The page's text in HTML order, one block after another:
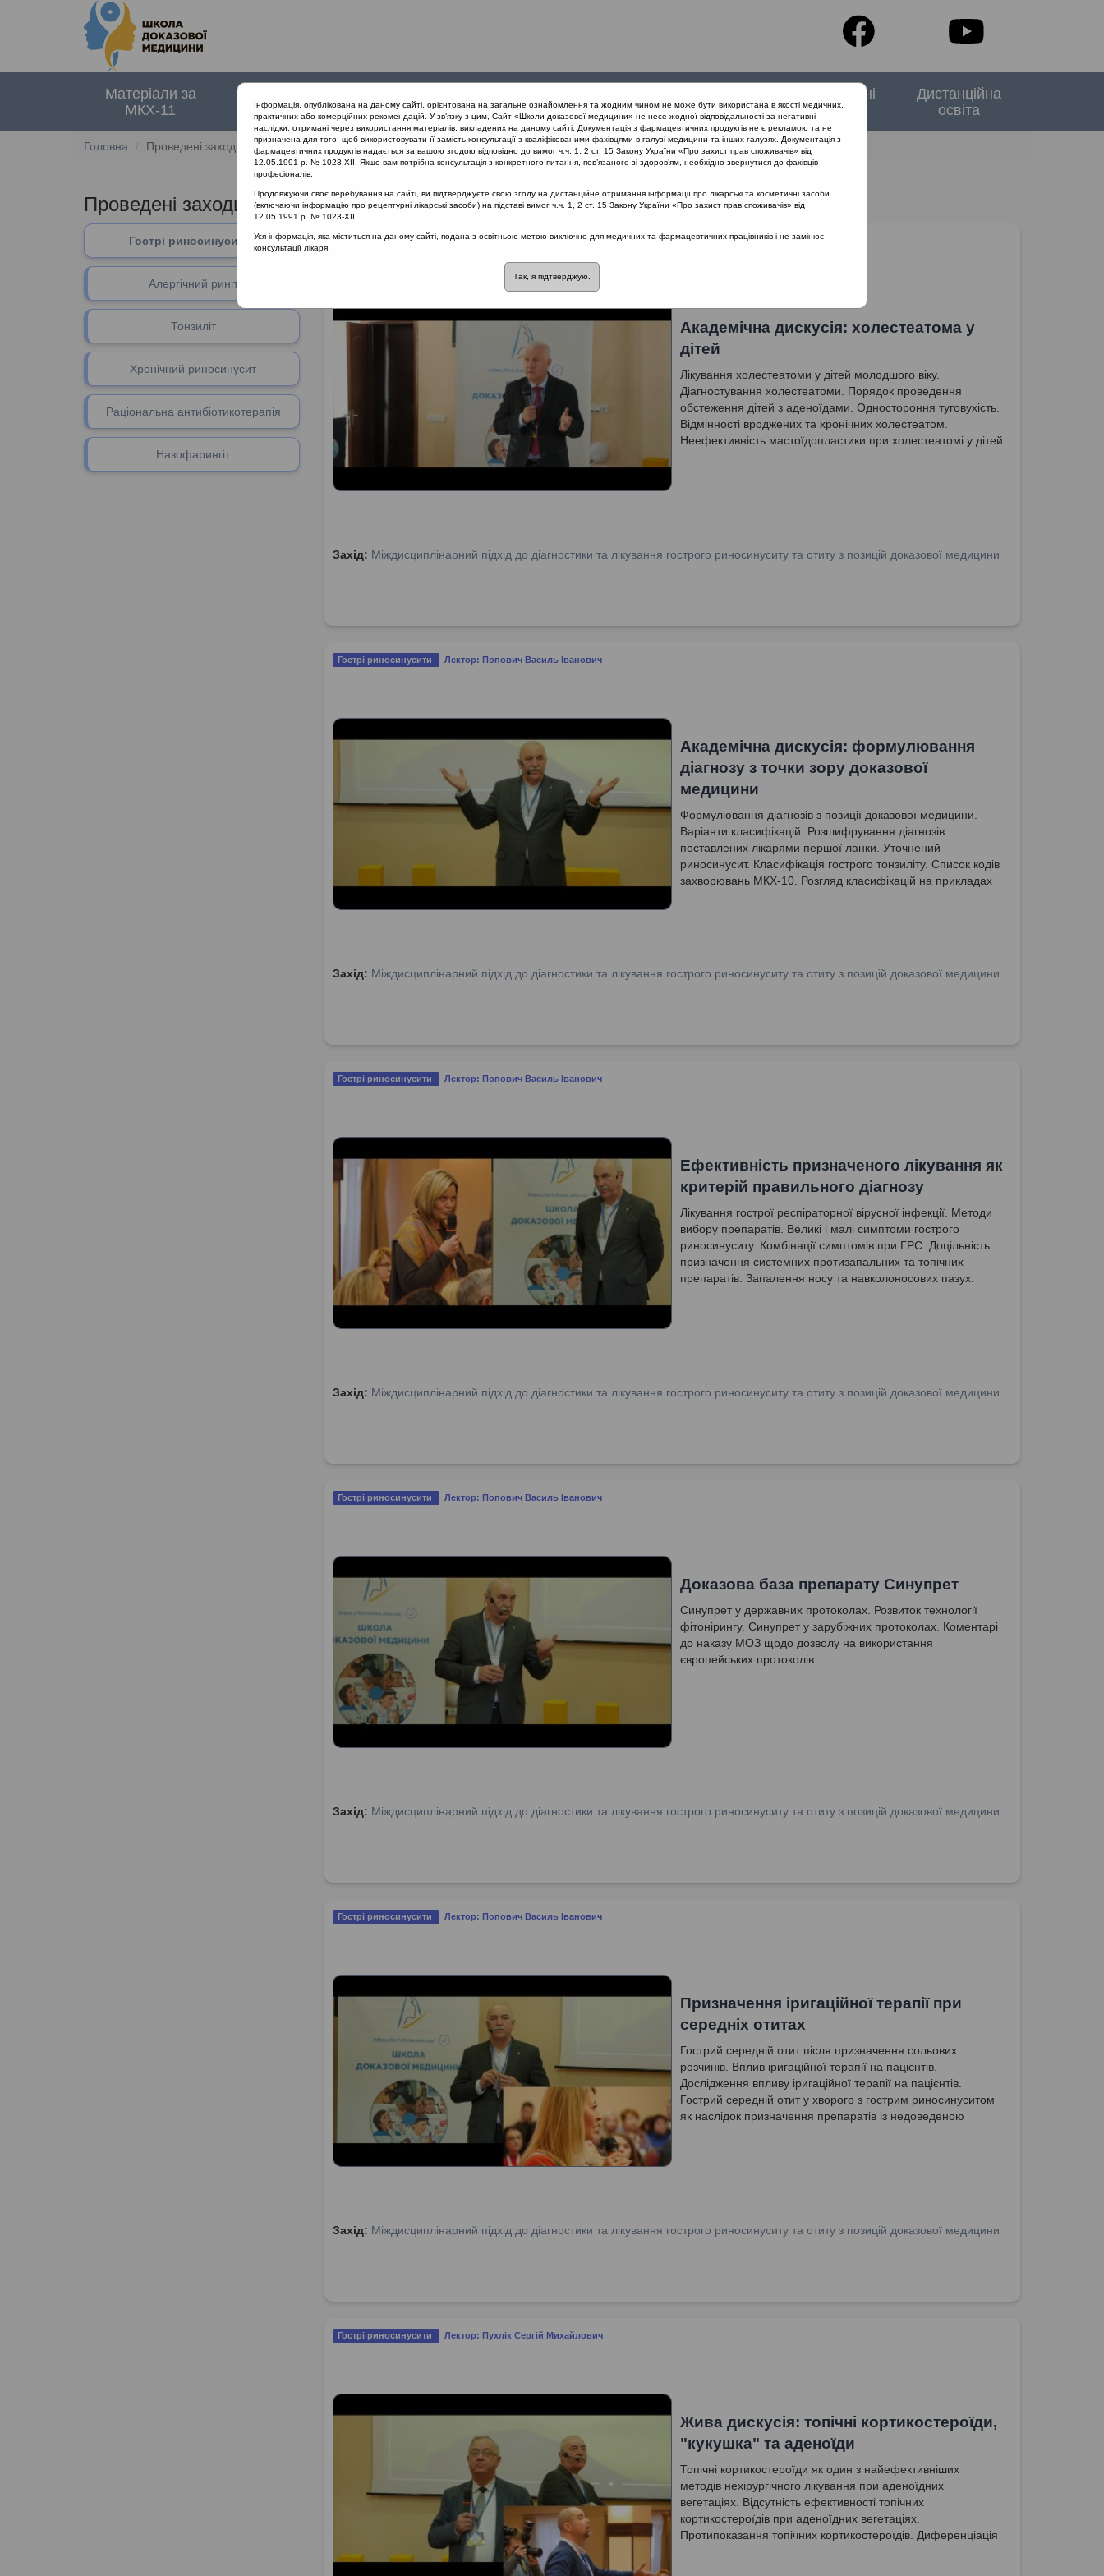
Матеріали за
МКХ-11
документи
заходи
проекту
Спеціальні
випуски
Дистанційна
освіта
Головна Проведені заходи :: Гострі риносинусити
Проведені заходи ::Гострі риносинусити
Гострі риносинусити
Алергічний риніт
Тонзиліт
Хронічний риносинусит
Раціональна антибіотикотерапія
Назофарингіт
Гострі риносинусити Лектор: Березнюк Володимир Васильович
Академічна дискусія: холестеатома у
дітей
Лікування холестеатоми у дітей молодшого віку.
Діагностування холестеатоми. Порядок проведення
обстеження дітей з аденоїдами. Одностороння туговухість.
Відмінності вроджених та хронічних холестеатом.
Неефективність мастоїдопластики при холестеатомі у дітей
Захід: Міждисциплінарний підхід до діагностики та лікування гострого риносинуситу та отиту з позицій доказової медицини
Гострі риносинусити Лектор: Попович Василь Іванович
Академічна дискусія: формулювання
діагнозу з точки зору доказової
медицини
Формулювання діагнозів з позиції доказової медицини.
Варіанти класифікацій. Розшифрування діагнозів
поставлених лікарями першої ланки. Уточнений
риносинусит. Класифікація гострого тонзиліту. Список кодів
захворювань МКХ-10. Розгляд класифікацій на прикладах
Захід: Міждисциплінарний підхід до діагностики та лікування гострого риносинуситу та отиту з позицій доказової медицини
Гострі риносинусити Лектор: Попович Василь Іванович
Ефективність призначеного лікування як
критерій правильного діагнозу
Лікування гострої респіраторної вірусної інфекції. Методи
вибору препаратів. Великі і малі симптоми гострого
риносинуситу. Комбінації симптомів при ГРС. Доцільність
призначення системних протизапальних та топічних
препаратів. Запалення носу та навколоносових пазух.
Захід: Міждисциплінарний підхід до діагностики та лікування гострого риносинуситу та отиту з позицій доказової медицини
Гострі риносинусити Лектор: Попович Василь Іванович
Доказова база препарату Синупрет
Синупрет у державних протоколах. Розвиток технології
фітонірингу. Синупрет у зарубіжних протоколах. Коментарі
до наказу МОЗ щодо дозволу на використання
європейських протоколів.
Захід: Міждисциплінарний підхід до діагностики та лікування гострого риносинуситу та отиту з позицій доказової медицини
Гострі риносинусити Лектор: Попович Василь Іванович
Призначення іригаційної терапії при
середніх отитах
Гострий середній отит після призначення сольових
розчинів. Вплив іригаційної терапії на пацієнтів.
Дослідження впливу іригаційної терапії на пацієнтів.
Гострий середній отит у хворого з гострим риносинуситом
як наслідок призначення препаратів із недоведеною
Захід: Міждисциплінарний підхід до діагностики та лікування гострого риносинуситу та отиту з позицій доказової медицини
Гострі риносинусити Лектор: Пухлік Сергій Михайлович
Жива дискусія: топічні кортикостероїди,
"кукушка" та аденоїди
Топічні кортикостероїди як один з найефективніших
методів нехірургічного лікування при аденоїдних
вегетаціях. Відсутність ефективності топічних
кортикостероїдів при аденоїдних вегетаціях.
Протипоказання топічних кортикостероїдів. Диференціація
Інформація, опублікована на даному сайті, орієнтована на загальне ознайомлення та жодним чином не може бути використана в якості медичних,
практичних або комерційних рекомендацій. У зв’язку з цим, Сайт «Школи доказової медицини» не несе жодної відповідальності за негативні
наслідки, отримані через використання матеріалів, викладених на даному сайті. Документація з фармацевтичних продуктів не є рекламою та не
призначена для того, щоб використовувати її замість консультації з кваліфікованими фахівцями в галузі медицини та інших галузях. Документація з
фармацевтичних продуктів надається за вашою згодою відповідно до вимог ч.ч. 1, 2 ст. 15 Закону України «Про захист прав споживачів» від
12.05.1991 р. № 1023-XII. Якщо вам потрібна консультація з конкретного питання, пов’язаного зі здоров’ям, необхідно звернутися до фахівців-
професіоналів.
Продовжуючи своє перебування на сайті, ви підтверджуєте свою згоду на дистанційне отримання інформації про лікарські та косметичні засоби
(включаючи інформацію про рецептурні лікарські засоби) на підставі вимог ч.ч. 1, 2 ст. 15 Закону України «Про захист прав споживачів» від
12.05.1991 р. № 1023-XII.
Уся інформація, яка міститься на даному сайті, подана з освітньою метою виключно для медичних та фармацевтичних працівників і не замінює
консультації лікаря.
Так, я підтверджую.